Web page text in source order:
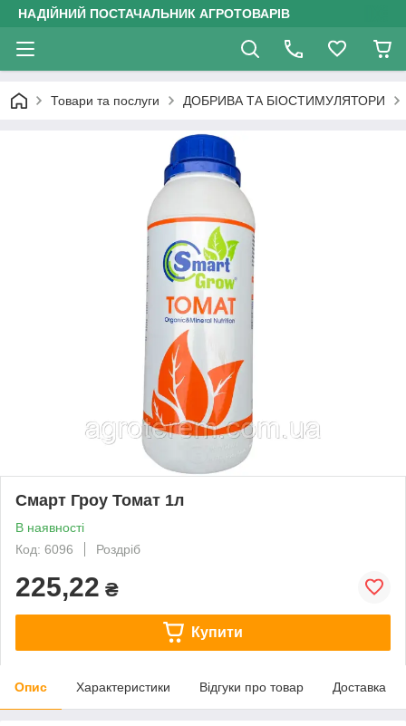
НАДІЙНИЙ ПОСТАЧАЛЬНИК АГРОТОВАРІВ
Товари та послуги ДОБРИВА ТА БІОСТИМУЛЯТОРИ
Смарт Гроу Томат 1л
В наявності
Код: 6096
Роздріб
225,22 ₴
Купити
Опис Характеристики Відгуки про товар Доставка